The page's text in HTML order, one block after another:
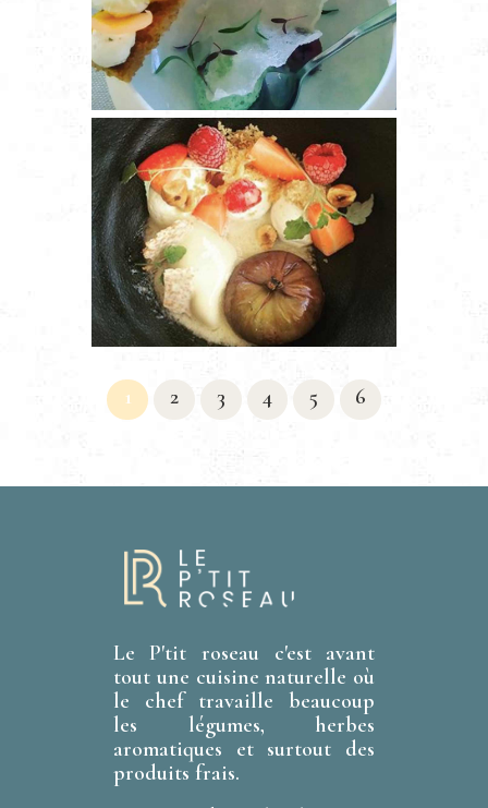
1 2 3 4 5 6
Le P'tit roseau c'est avant
tout une cuisine naturelle où
le chef travaille beaucoup
les légumes, herbes
aromatiques et surtout des
produits frais.